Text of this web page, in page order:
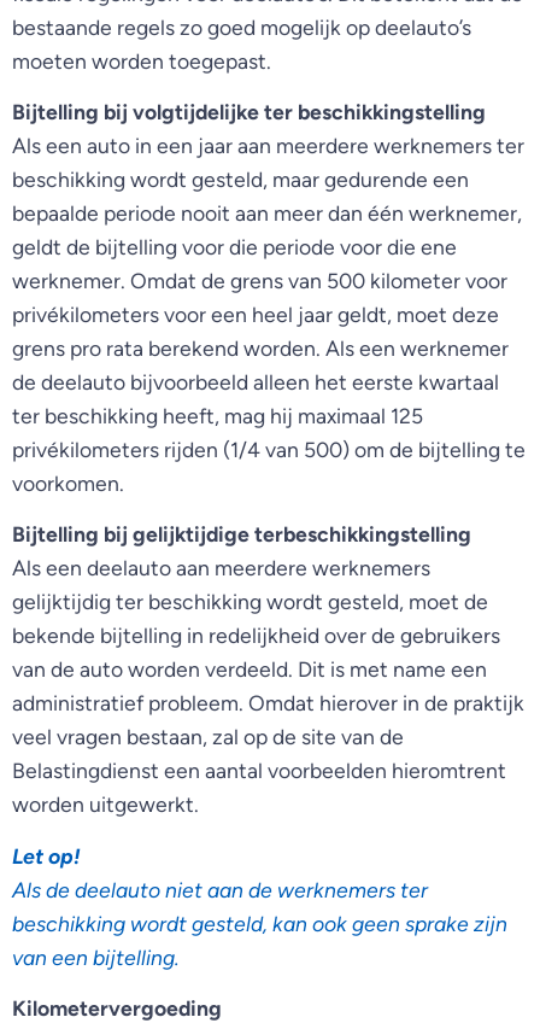
bestaande regels zo goed mogelijk op deelauto’s
moeten worden toegepast.
Bijtelling bij volgtijdelijke ter beschikkingstelling
Als een auto in een jaar aan meerdere werknemers ter
beschikking wordt gesteld, maar gedurende een
bepaalde periode nooit aan meer dan één werknemer,
geldt de bijtelling voor die periode voor die ene
werknemer. Omdat de grens van 500 kilometer voor
privékilometers voor een heel jaar geldt, moet deze
grens pro rata berekend worden. Als een werknemer
de deelauto bijvoorbeeld alleen het eerste kwartaal
ter beschikking heeft, mag hij maximaal 125
privékilometers rijden (1/4 van 500) om de bijtelling te
voorkomen.
Bijtelling bij gelijktijdige terbeschikkingstelling
Als een deelauto aan meerdere werknemers
gelijktijdig ter beschikking wordt gesteld, moet de
bekende bijtelling in redelijkheid over de gebruikers
van de auto worden verdeeld. Dit is met name een
administratief probleem. Omdat hierover in de praktijk
veel vragen bestaan, zal op de site van de
Belastingdienst een aantal voorbeelden hieromtrent
worden uitgewerkt.
Let op!
Als de deelauto niet aan de werknemers ter
beschikking wordt gesteld, kan ook geen sprake zijn
van een bijtelling.
Kilometervergoeding